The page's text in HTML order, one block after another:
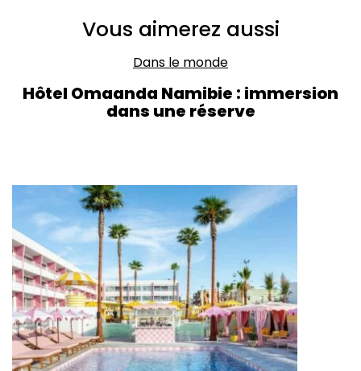
Vous aimerez aussi
Dans le monde
Hôtel Omaanda Namibie : immersion
dans une réserve